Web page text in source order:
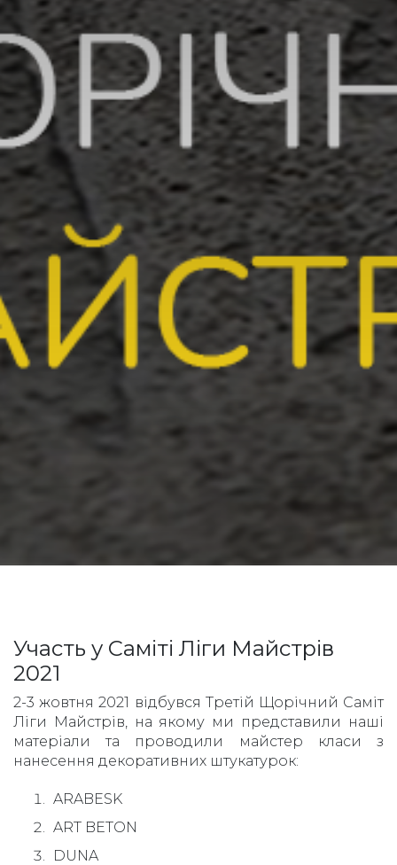
Участь у Саміті Ліги Майстрів
2021
2-3 жовтня 2021 відбувся Третій Щорічний Саміт
Ліги Майстрів, на якому ми представили наші
матеріали та проводили майстер класи з
нанесення декоративних штукатурок:
ARABESK
ART BETON
DUNA